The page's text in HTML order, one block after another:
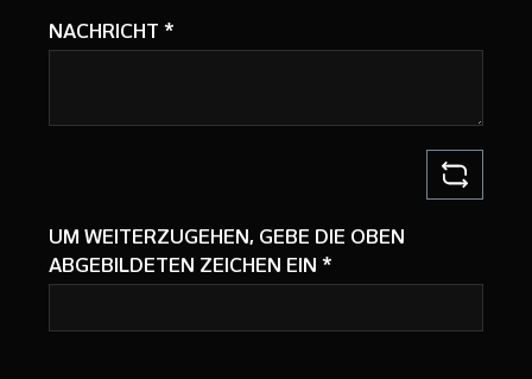
NACHRICHT *
UM WEITERZUGEHEN, GEBE DIE OBEN
ABGEBILDETEN ZEICHEN EIN *